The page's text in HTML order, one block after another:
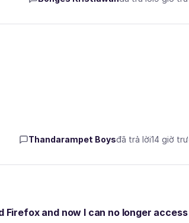
Thandarampet Boysđã trả lời14 giờ
Firefox and now I can no longer access